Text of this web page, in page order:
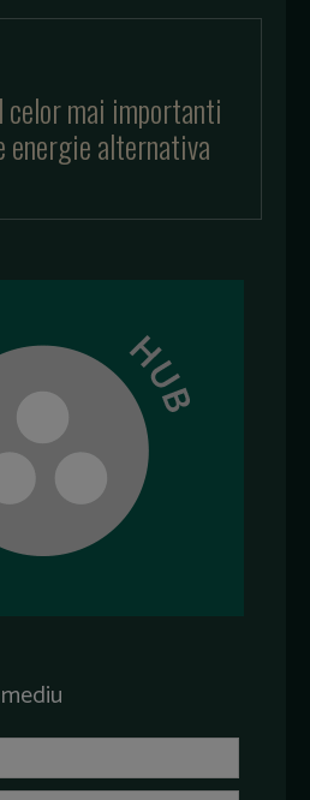
celor mai importanti
alternativa